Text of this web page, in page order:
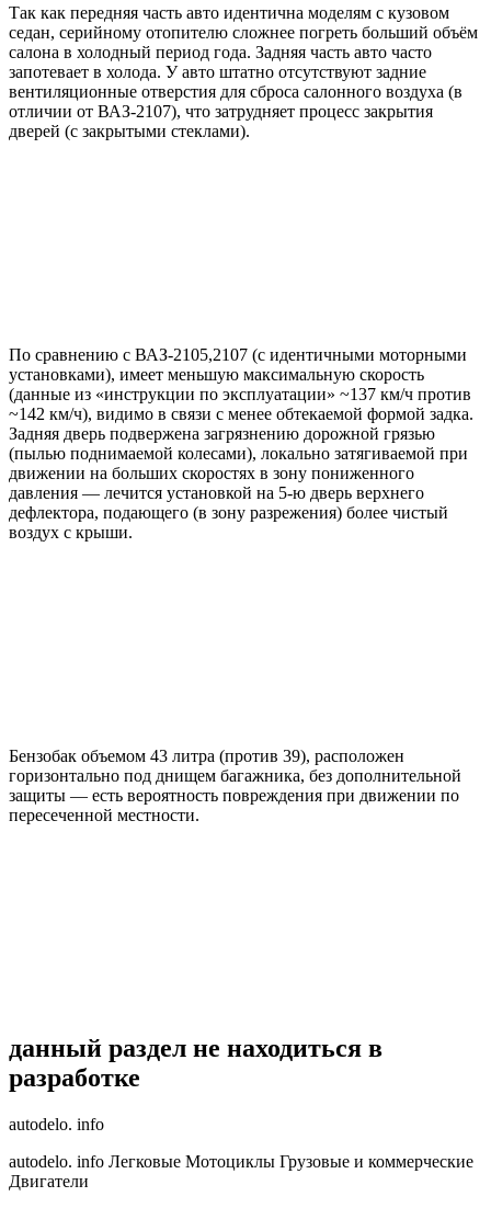
Так как передняя часть авто идентична моделям с кузовом
седан, серийному отопителю сложнее погреть больший объём
салона в холодный период года. Задняя часть авто часто
запотевает в холода. У авто штатно отсутствуют задние
вентиляционные отверстия для сброса салонного воздуха (в
отличии от ВАЗ-2107), что затрудняет процесс закрытия
дверей (с закрытыми стеклами).
По сравнению с ВАЗ-2105,2107 (с идентичными моторными
установками), имеет меньшую максимальную скорость
(данные из «инструкции по эксплуатации» ~137 км/ч против
~142 км/ч), видимо в связи с менее обтекаемой формой задка.
Задняя дверь подвержена загрязнению дорожной грязью
(пылью поднимаемой колесами), локально затягиваемой при
движении на больших скоростях в зону пониженного
давления — лечится установкой на 5-ю дверь верхнего
дефлектора, подающего (в зону разрежения) более чистый
воздух с крыши.
Бензобак объемом 43 литра (против 39), расположен
горизонтально под днищем багажника, без дополнительной
защиты — есть вероятность повреждения при движении по
пересеченной местности.
данный раздел не находиться в
разработке
autodelo. info
autodelo. info Легковые Мотоциклы Грузовые и коммерческие
Двигатели